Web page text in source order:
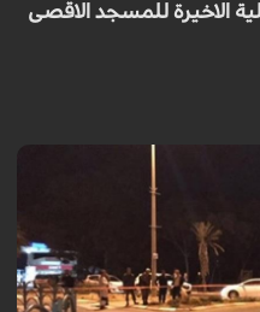
الاخيرة للمسجد الاقصى